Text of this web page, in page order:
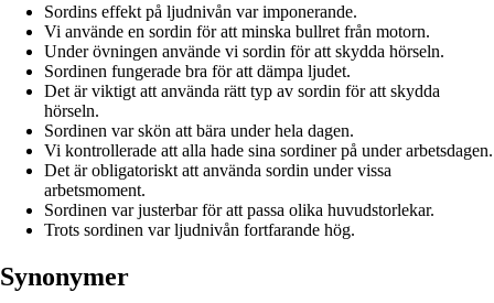
Sordins effekt på ljudnivån var imponerande.
Vi använde en sordin för att minska bullret från motorn.
Under övningen använde vi sordin för att skydda hörseln.
Sordinen fungerade bra för att dämpa ljudet.
Det är viktigt att använda rätt typ av sordin för att skydda
hörseln.
Sordinen var skön att bära under hela dagen.
Vi kontrollerade att alla hade sina sordiner på under arbetsdagen.
Det är obligatoriskt att använda sordin under vissa
arbetsmoment.
Sordinen var justerbar för att passa olika huvudstorlekar.
Trots sordinen var ljudnivån fortfarande hög.
Synonymer